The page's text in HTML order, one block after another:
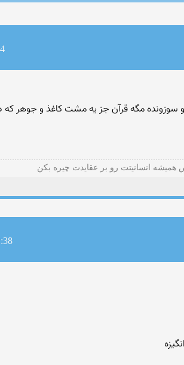
سوزونده مگه قرآن جز یه مشت کاغذ و جوهر
همیشه انسانیتت رو بر عقایدت چیره بکن